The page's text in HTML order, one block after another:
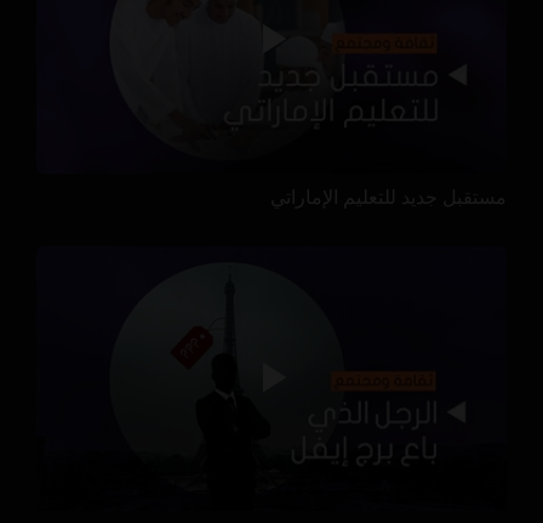
مستقبل جديد للتعليم الإماراتي